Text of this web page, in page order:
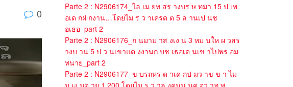
0
Parte 2 : N2906174_ไล เม ยท สร างบร ษ ทมา 15 ป เพ
อเด กฝ กงาน…โดยไม ร ว าเครด ต 5 ล านเป นช
อเธอ_part 2
Parte 2 : N2906176_ก นมาม าส งเง น 3 หม นให ผ วสร
างบ าน 5 ป ว นเขาแต งงานก บช เธอเด นเข าไปพร อม
ทนาย_part 2
Parte 2 : N2906177_ข บรถหร ด าเด กป มว าข ข า ไม
ม เง นจ าย 1,200 โดยไม ร ว าล งคนน นค อว าท พ